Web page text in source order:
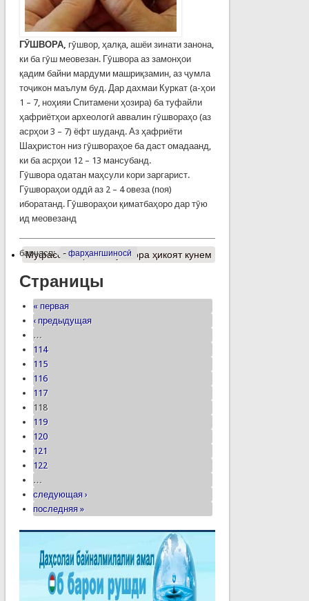
ГӮШВОРА, гӯшвор, ҳалқа, ашёи зинати занона,
ки ба гӯш меовезан. Гӯшвора аз замонҳои
қадим байни мардуми машриқзамин, аз ҷумла
тоҷикон маълум буд. Дар дахмаи Куркат (а-ҳои
1 – 7, ноҳияи Спитамени ҳозира) ба туфайли
ҳафриётҳои археологӣ аввалин гӯшвораҳо (аз
асрҳои 3 – 7) ёфт шуданд. Аз ҳафриёти
Шаҳристон низ гӯшвораҳое ба даст омадаанд,
ки ба асрҳои 12 – 13 мансубанд.
Гӯшвора одатан маҳсули кори заргарист.
Гӯшвораҳои оддӣ аз 2 – 4 овеза (поя)
иборатанд. Гӯшвораҳои қиматбаҳоро дар тӯю
ид меовезанд
барчасп: фарҳангшиносӣ
Муфассалтаро Аз гӯшвора ҳикоят кунем
Страницы
« первая
‹ предыдущая
…
114
115
116
117
118
119
120
121
122
…
следующая ›
последняя »